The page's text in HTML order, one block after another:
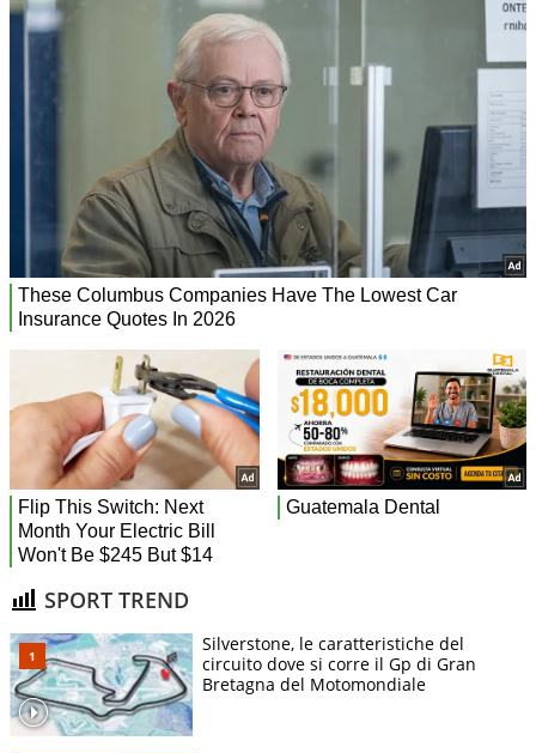
SPORT TREND
Silverstone, le caratteristiche del
circuito dove si corre il Gp di Gran
Bretagna del Motomondiale